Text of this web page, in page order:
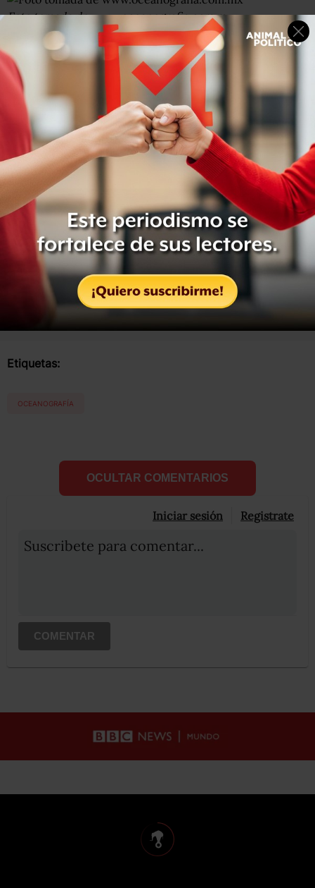
Foto tomada de www.oceanografia.com.mx
El dueño de la empresa Oceanografía, Amado Yáñez,
regaló 40 relojes de al menos 40 mil dólares cada uno a 40
funcionarios de Petróleos Mexicanos, publicaReforma.
Según este diario, Yáñez, titular de la empresa
proveedora de servicios a Pemex que está acusada de
fraude y lavado de dinero, regaló 40 relojes de la marca
Audemars Piguet por el 40 aniversario de Oceanografía
en 2006.
Lea la noticia completa enReforma.(con suscripción)
Etiquetas:
OCEANOGRAFÍA
OCULTAR COMENTARIOS
Iniciar sesión Registrate
Suscribete para comentar...
COMENTAR